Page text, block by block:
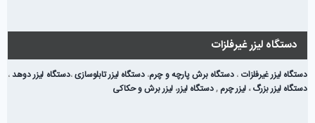
دستگاه لیزر غیرفلزات
دستگاه لیزر غیرفلزات ، دستگاه برش پارچه و چرم، دستگاه لیزر تابلوسازی،دستگاه لیزر دوهد،
دستگاه لیزر بزرگ، لیزر چرم ,دستگاه لیزر، لیزر برش و حکاکی